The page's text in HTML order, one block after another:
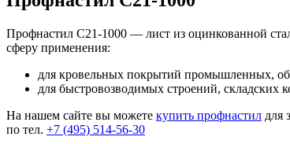
Профнастил C21-1000 — лист из оцинкованной
сферу применения:
для кровельных покрытий промышленных,
для быстровозводимых строений, складских
На нашем сайте вы можете купить профнастил для
по тел. +7 (495) 514-56-30